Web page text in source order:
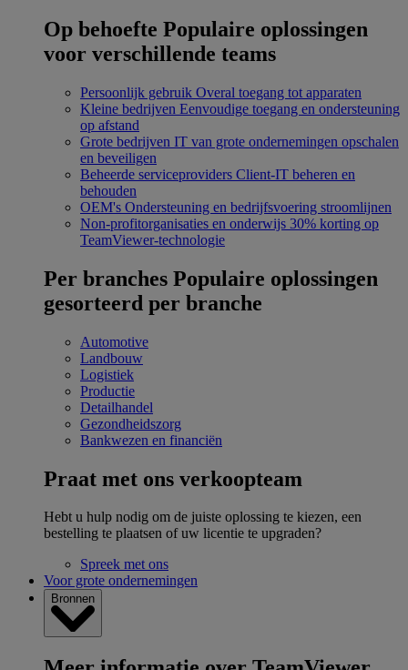
Op behoefte Populaire oplossingen
voor verschillende teams
Persoonlijk gebruik Overal toegang tot apparaten
Kleine bedrijven Eenvoudige toegang en ondersteuning
op afstand
Grote bedrijven IT van grote ondernemingen opschalen
en beveiligen
Beheerde serviceproviders Client-IT beheren en
behouden
OEM's Ondersteuning en bedrijfsvoering stroomlijnen
Non-profitorganisaties en onderwijs 30% korting op
TeamViewer-technologie
Per branches Populaire oplossingen
gesorteerd per branche
Automotive
Landbouw
Logistiek
Productie
Detailhandel
Gezondheidszorg
Bankwezen en financiën
Praat met ons verkoopteam
Hebt u hulp nodig om de juiste oplossing te kiezen, een
bestelling te plaatsen of uw licentie te upgraden?
Spreek met ons
Voor grote ondernemingen
Bronnen